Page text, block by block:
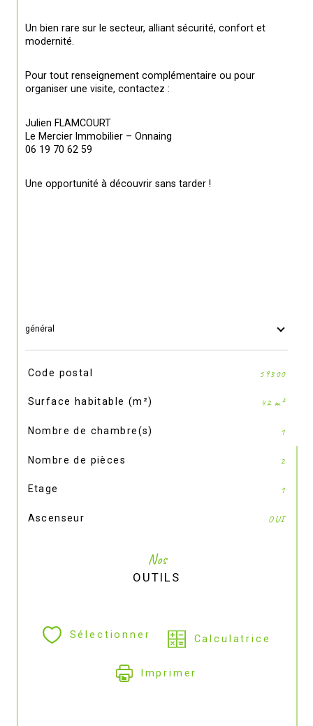
Un bien rare sur le secteur, alliant sécurité, confort et
modernité.
Pour tout renseignement complémentaire ou pour
organiser une visite, contactez :
Julien FLAMCOURT
Le Mercier Immobilier – Onnaing
06 19 70 62 59
Une opportunité à découvrir sans tarder !
général
TRAD_SIROCCO_Caracteristique
Code postal 59300
Surface habitable (m²) 42 m²
Nombre de chambre(s) 1
Nombre de pièces 2
Etage 1
Ascenseur OUI
Nos
OUTILS
Sélectionner Calculatrice
Imprimer